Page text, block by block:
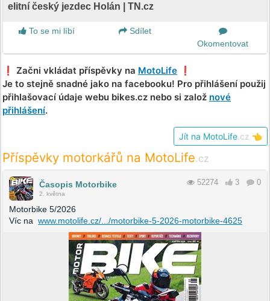
elitní český jezdec Holán | TN.cz
To se mi líbí
Sdílet
Okomentovat
❗️ Začni vkládat příspěvky na MotoLife ❗️
Je to stejně snadné jako na facebooku! Pro přihlášení použij
přihlašovací údaje webu bikes.cz nebo si založ nové
přihlášení.
Jít na MotoLife .cz 👈
Příspěvky motorkářů na MotoLife.cz
Časopis Motorbike
2. května
52274 3 0
Motorbike 5/2026
Víc na www.motolife.cz/.../motorbike-5-2026-motorbike-4625